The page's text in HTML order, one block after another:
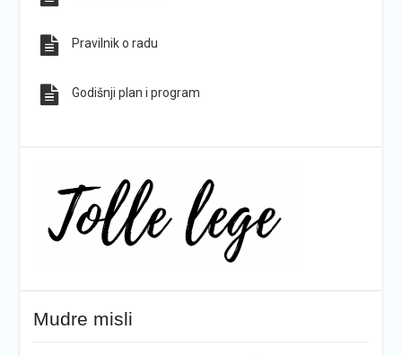
Pravilnik o radu
Godišnji plan i program
Mudre misli